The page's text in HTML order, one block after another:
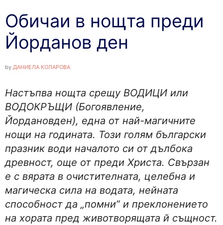
Обичаи в нощта преди
Йорданов ден
by ДАНИЕЛА КОЛАРОВА
Настъпва нощта срещу ВОДИЦИ или
ВОДОКРЪЩИ (Богоявление,
Йордановден), една от най-магичните
нощи на годината. Този голям български
празник води началото си от дълбока
древност, още от преди Христа. Свързан
е с вярата в очистителната, целебна и
магическа сила на водата, нейната
способност да „помни” и преклонението
на хората пред животворящата й същност.